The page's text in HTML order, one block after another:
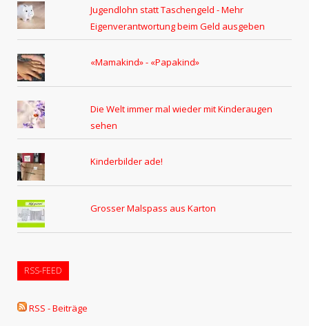
Jugendlohn statt Taschengeld - Mehr
Eigenverantwortung beim Geld ausgeben
«Mamakind» - «Papakind»
Die Welt immer mal wieder mit Kinderaugen
sehen
Kinderbilder ade!
Grosser Malspass aus Karton
RSS-FEED
RSS - Beiträge